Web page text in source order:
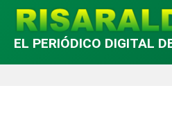
EL PERIÓDICO DIGITAL